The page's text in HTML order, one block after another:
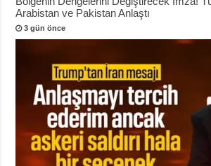
Arabistan ve Pakistan Anlaştı
3 gün önce